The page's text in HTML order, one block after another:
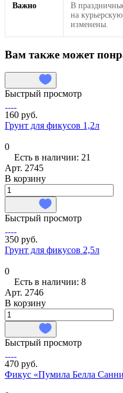
Важно
В
на
изменены.
Вам также может
Быстрый просмотр
160 руб.
Грунт для фикусов 1,2л
0
Есть в наличии: 21
Арт. 2745
В корзину
Быстрый просмотр
350 руб.
Грунт для фикусов 2,5л
0
Есть в наличии: 8
Арт. 2746
В корзину
Быстрый просмотр
470 руб.
Фикус «Пумила Белла